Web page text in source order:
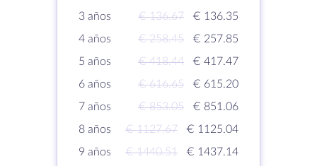
3 años
€ 136.67
€ 136.35
4 años
€ 258.45
€ 257.85
5 años
€ 418.44
€ 417.47
6 años
€ 616.65
€ 615.20
7 años
€ 853.05
€ 851.06
8 años
€ 1127.67
€ 1125.04
9 años
€ 1440.51
€ 1437.14